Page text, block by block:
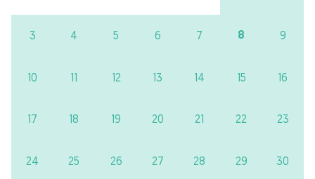
3 4 5 6 7 8 9
10 11 12 13 14 15 16
17 18 19 20 21 22 23
24 25 26 27 28 29 30